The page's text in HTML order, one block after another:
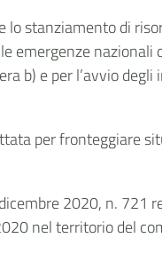
stanziamento di
b) e per l’avvio
per fronteggiare
2020, n.
nel territorio del